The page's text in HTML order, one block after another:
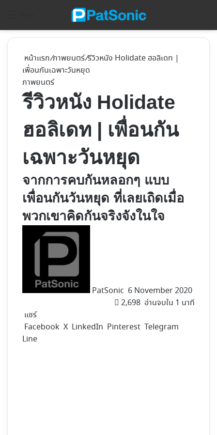
หน้าแรก/ภาพยนตร์/รีวิวหนัง Holidate ฮอลิเดท |
เพื่อนกันเฉพาะวันหยุด
ภาพยนตร์
รีวิวหนัง Holidate
ฮอลิเดท | เพื่อนกัน
เฉพาะวันหยุด
จากการคบกันหลอกๆ แบบ
เพื่อนกันวันหยุด ที่เลยเถิดเมื่อ
พวกเขาคิดกันจริงจังในใจ
PatSonic 6 November 2020
2,698 อ่านจบใน 1 นาที
แชร์
Facebook X LinkedIn Pinterest Telegram
Line